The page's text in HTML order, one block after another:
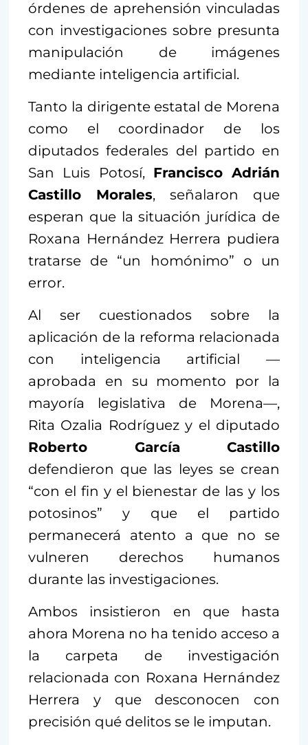
órdenes de aprehensión vinculadas
con investigaciones sobre presunta
manipulación de imágenes
mediante inteligencia artificial.
Tanto la dirigente estatal de Morena
como el coordinador de los
diputados federales del partido en
San Luis Potosí, Francisco Adrián
Castillo Morales, señalaron que
esperan que la situación jurídica de
Roxana Hernández Herrera pudiera
tratarse de “un homónimo” o un
error.
Al ser cuestionados sobre la
aplicación de la reforma relacionada
con inteligencia artificial —
aprobada en su momento por la
mayoría legislativa de Morena—,
Rita Ozalia Rodríguez y el diputado
Roberto García Castillo
defendieron que las leyes se crean
“con el fin y el bienestar de las y los
potosinos” y que el partido
permanecerá atento a que no se
vulneren derechos humanos
durante las investigaciones.
Ambos insistieron en que hasta
ahora Morena no ha tenido acceso a
la carpeta de investigación
relacionada con Roxana Hernández
Herrera y que desconocen con
precisión qué delitos se le imputan.